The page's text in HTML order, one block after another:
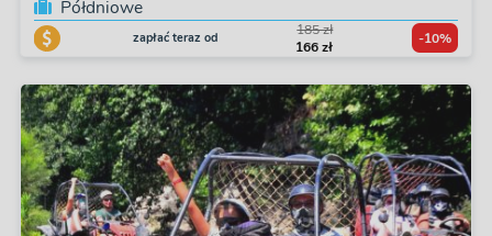
Półdniowe
zapłać teraz od
185 zł
166 zł
-10%